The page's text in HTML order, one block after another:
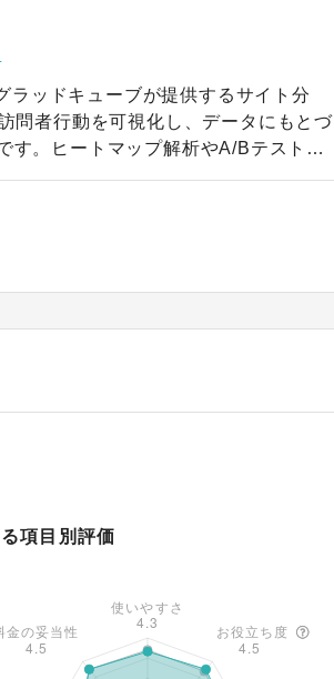
ラッドキューブが提供するサイト分
問者行動を可視化し、データにもとづ
す。ヒートマップ解析やA/Bテスト、
権限設定と
、チーム全体で安心して使える設計
されており、初めてシステムを導入
項目別評価